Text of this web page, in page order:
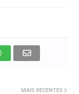
MAIS RECENTES